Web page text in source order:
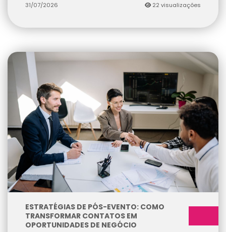
31/07/2026 22 visualizações
ESTRATÉGIAS DE PÓS-EVENTO: COMO
TRANSFORMAR CONTATOS EM
OPORTUNIDADES DE NEGÓCIO